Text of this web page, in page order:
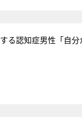
る認知症男性「自分